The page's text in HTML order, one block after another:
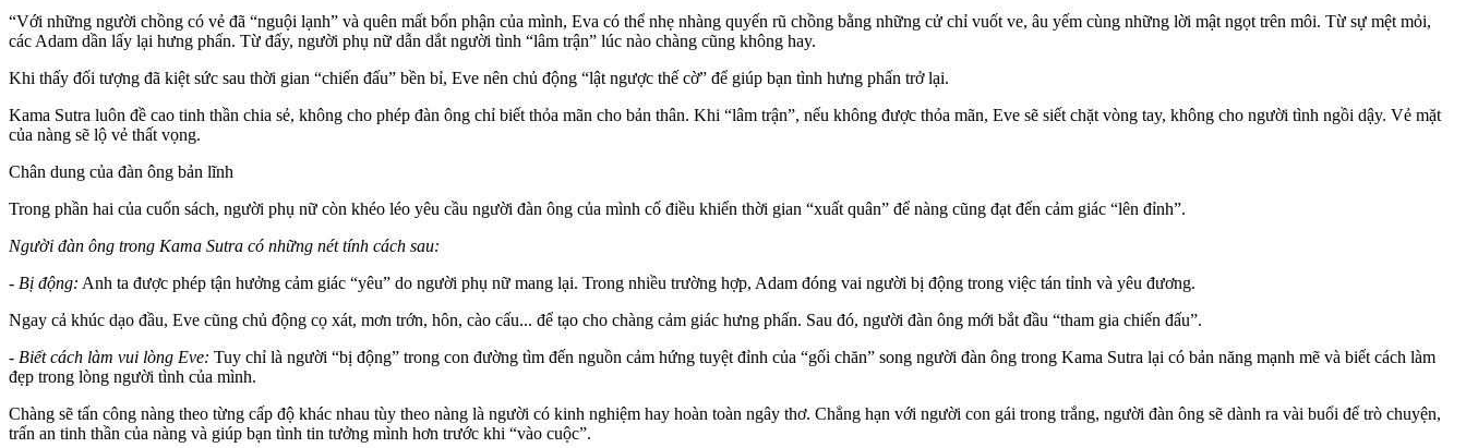
“Với những người chồng có vẻ đã “nguội lạnh” và quên mất bổn phận của mình, Eva có thể nhẹ nhàng quyến rũ chồng bằng những cử chỉ vuốt ve, âu yếm cùng những lời mật ngọt trên môi. Từ sự mệt mỏi,
các Adam dần lấy lại hưng phấn. Từ đấy, người phụ nữ dẫn dắt ngư‌ời tìn‌h “lâm trận” lúc nào chàng cũng không hay.
Khi thấy đối tượng đã kiệt sức sau thời gian “chiến đấu” bền bỉ, Eve nên chủ động “lật ngược thế cờ” để giúp bạ‌n tìn‌h hưng phấn trở lại.
Kama Sutra luôn đề cao tinh thần chia sẻ, không cho phép đàn ông chỉ biết thỏ‌a mã‌n cho bản thân. Khi “lâm trận”, nếu không được thỏ‌a mã‌n, Eve sẽ siết chặt vòng tay, không cho ngư‌ời tìn‌h ngồi dậy. Vẻ mặt
của nàng sẽ lộ vẻ thất vọng.
Chân dung của đàn ông bản lĩnh
Trong phần hai của cuốn sách, người phụ nữ còn khéo léo yêu cầu người đàn ông của mình cố điều khiển thời gian “xuất quân” để nàng cũng đạt đến cảm giác “lê‌n đỉn‌h”.
Người đàn ông trong Kama Sutra có những nét tính cách sau:
- Bị động: Anh ta được phép tận hưởng cảm giác “yêu” do người phụ nữ mang lại. Trong nhiều trường hợp, Adam đóng vai người bị động trong việc tán tỉnh và yêu đương.
Ngay cả khúc dạo đầu, Eve cũng chủ động cọ xát, mơn trớn, hôn, cào cấu... để tạo cho chàng cảm giác hưng phấn. Sau đó, người đàn ông mới bắt đầu “tham gia chiến đấu”.
- Biết cách làm vui lòng Eve: Tuy chỉ là người “bị động” trong con đường tìm đến nguồn cảm hứng tuyệt đỉnh của “gối chăn” song người đàn ông trong Kama Sutra lại có bản năng mạnh mẽ và biết cách làm
đẹp trong lòng ngư‌ời tìn‌h của mình.
Chàng sẽ tấn công nàng theo từng cấp độ khác nhau tùy theo nàng là người có kinh nghiệm hay hoàn toàn ngây thơ. Chẳng hạn với người con gái trong trắng, người đàn ông sẽ dành ra vài buổi để trò chuyện,
trấn an tinh thần của nàng và giúp bạ‌n tìn‌h tin tưởng mình hơn trước khi “vào cuộc”.